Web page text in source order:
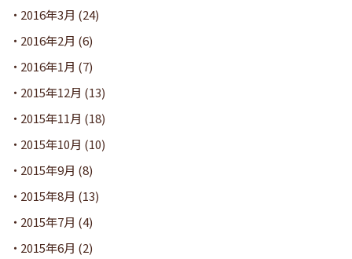
2016年3月 (24)
2016年2月 (6)
2016年1月 (7)
2015年12月 (13)
2015年11月 (18)
2015年10月 (10)
2015年9月 (8)
2015年8月 (13)
2015年7月 (4)
2015年6月 (2)